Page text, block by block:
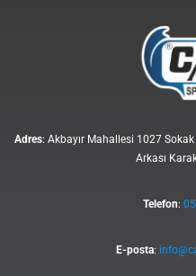
Adres: Akbayır Mahallesi 1027
Arkası
Telefon:
E-posta: